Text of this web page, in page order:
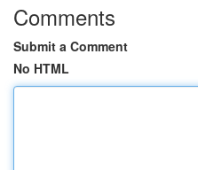
Comments
Submit a Comment
No HTML